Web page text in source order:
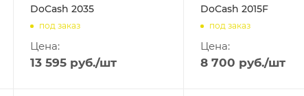
DoCash 2035
под заказ
Цена:
13 595руб./шт
DoCash 2015F
под заказ
Цена:
8 700 руб./шт